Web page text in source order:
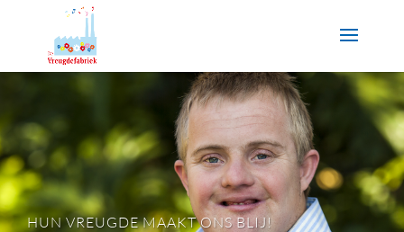
HUN VREUGDE MAAKT ONS BLIJ!